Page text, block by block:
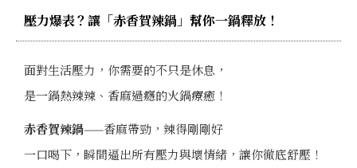
壓力爆表？讓「赤香賀辣鍋」幫你一鍋釋放！
面對生活壓力，你需要的不只是休息，
是一鍋熱辣辣、香麻過癮的火鍋療癒！
赤香賀辣鍋——香麻帶勁，辣得剛剛好
一口喝下，瞬間逼出所有壓力與壞情緒，讓你徹底舒壓！